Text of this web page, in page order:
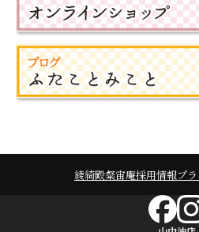
綾綺殿粲宙庵採用情報プ